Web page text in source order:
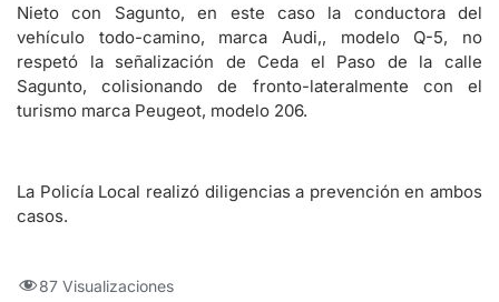
Nieto con Sagunto, en este caso la conductora del
vehículo todo-camino, marca Audi,, modelo Q-5, no
respetó la señalización de Ceda el Paso de la calle
Sagunto, colisionando de fronto-lateralmente con el
turismo marca Peugeot, modelo 206.
La Policía Local realizó diligencias a prevención en ambos
casos.
87 Visualizaciones